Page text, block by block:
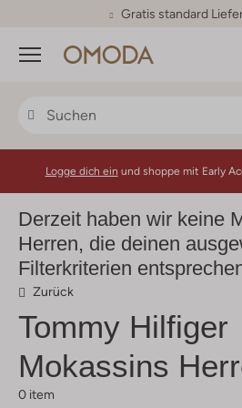
30 Tage
Menü
Logge dich ein und shoppe mit Early
Derzeit haben wir keine
Herren, die deinen
Filterkriterien
Zurück
Tommy Hilfiger
Mokassins
0 item